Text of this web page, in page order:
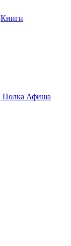
Книги
Полка Афиша